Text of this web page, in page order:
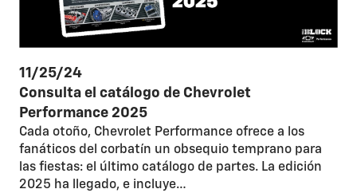
11/25/24
Consulta el catálogo de Chevrolet
Performance 2025
Cada otoño, Chevrolet Performance ofrece a los
fanáticos del corbatín un obsequio temprano para
las fiestas: el último catálogo de partes. La edición
2025 ha llegado, e incluye…